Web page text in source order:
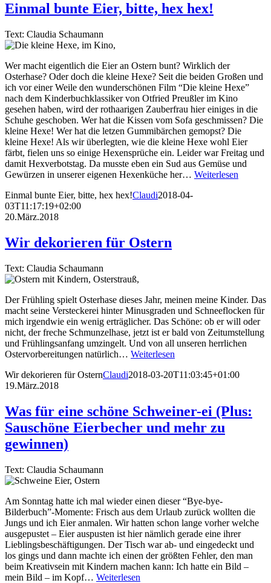
Einmal bunte Eier, bitte, hex hex!
Text: Claudia Schaumann
Wer macht eigentlich die Eier an Ostern bunt? Wirklich der
Osterhase? Oder doch die kleine Hexe? Seit die beiden Großen und
ich vor einer Weile den wunderschönen Film “Die kleine Hexe”
nach dem Kinderbuchklassiker von Otfried Preußler im Kino
gesehen haben, wird der rothaarigen Zauberfrau hier einiges in die
Schuhe geschoben. Wer hat die Kissen vom Sofa geschmissen? Die
kleine Hexe! Wer hat die letzen Gummibärchen gemopst? Die
kleine Hexe! Als wir überlegten, wie die kleine Hexe wohl Eier
färbt, fielen uns so einige Hexensprüche ein. Leider war Freitag und
damit Hexverbotstag. Da musste eben ein Sud aus Gemüse und
Gewürzen in unserer eigenen Hexenküche her… Weiterlesen
Einmal bunte Eier, bitte, hex hex!Claudi2018-04-
03T11:17:19+02:00
20.März.2018
Wir dekorieren für Ostern
Text: Claudia Schaumann
Der Frühling spielt Osterhase dieses Jahr, meinen meine Kinder. Das
macht seine Versteckerei hinter Minusgraden und Schneeflocken für
mich irgendwie ein wenig erträglicher. Das Schöne: ob er will oder
nicht, der freche Schmunzelhase, jetzt ist er bald von Zeitumstellung
und Frühlingsanfang umzingelt. Und von all unseren herrlichen
Ostervorbereitungen natürlich… Weiterlesen
Wir dekorieren für OsternClaudi2018-03-20T11:03:45+01:00
19.März.2018
Was für eine schöne Schweiner-ei (Plus:
Sauschöne Eierbecher und mehr zu
gewinnen)
Text: Claudia Schaumann
Am Sonntag hatte ich mal wieder einen dieser “Bye-bye-
Bilderbuch”-Momente: Frisch aus dem Urlaub zurück wollten die
Jungs und ich Eier anmalen. Wir hatten schon lange vorher welche
ausgepustet – Eier auspusten ist hier nämlich gerade eine ihrer
Lieblingsbeschäftigungen. Der Tisch war ab- und eingedeckt und
los gings und dann machte ich einen der größten Fehler, den man
beim Kreativsein mit Kindern machen kann: Ich hatte ein Bild –
mein Bild – im Kopf… Weiterlesen